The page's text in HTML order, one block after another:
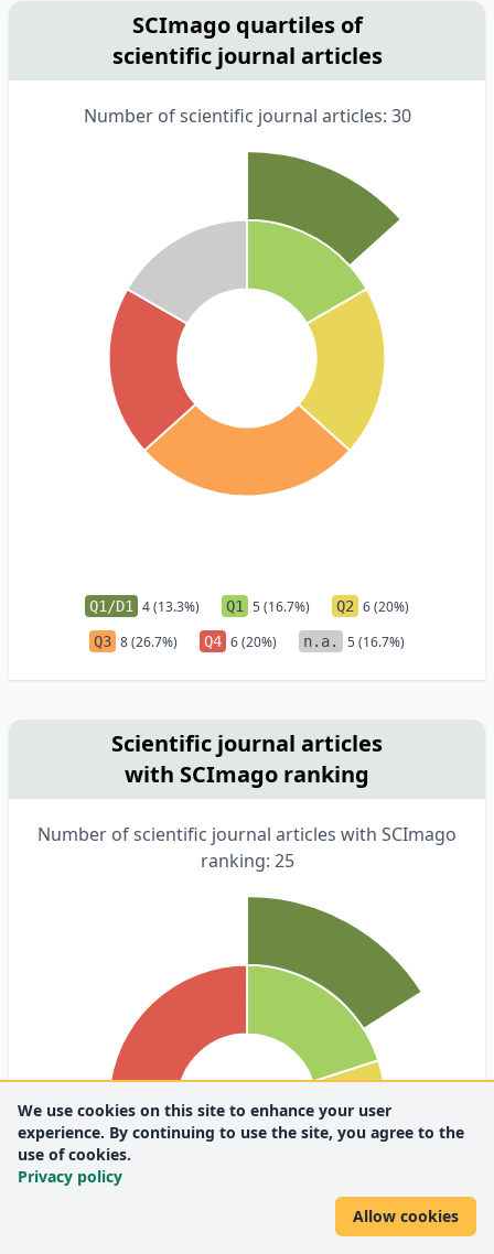
SCImago quartiles of
scientific journal articles
Number of scientific journal articles: 30
Q1/D1 4 (13.3%) Q1 5 (16.7%) Q2 6 (20%)
Q3 8 (26.7%) Q4 6 (20%) n.a. 5 (16.7%)
Scientific journal articles
with SCImago ranking
Number of scientific journal articles with SCImago
ranking: 25
We use cookies on this site to enhance your user
experience. By continuing to use the site, you agree to the
use of cookies.
Privacy policy
Allow cookies